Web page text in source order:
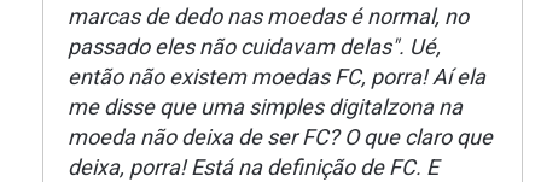
marcas de dedo nas moedas é normal, no
passado eles não cuidavam delas". Ué,
então não existem moedas FC, porra! Aí ela
me disse que uma simples digitalzona na
moeda não deixa de ser FC? O que claro que
deixa, porra! Está na definição de FC. E